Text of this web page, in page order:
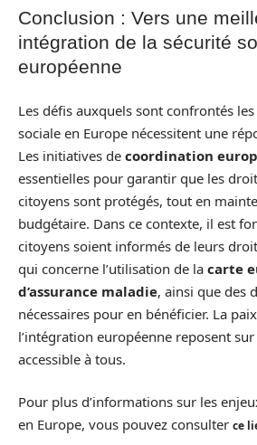
Conclusion : Vers une
intégration de la sécurité
européenne
Les défis auxquels sont confrontés
sociale en Europe nécessitent une
Les initiatives de coordination
essentielles pour garantir que les
citoyens sont protégés, tout en
budgétaire. Dans ce contexte, il est
citoyens soient informés de leurs
qui concerne l’utilisation de la carte
d’assurance maladie, ainsi que des
nécessaires pour en bénéficier. La
l’intégration européenne reposent
accessible à tous.
Pour plus d’informations sur les
en Europe, vous pouvez consulter ce